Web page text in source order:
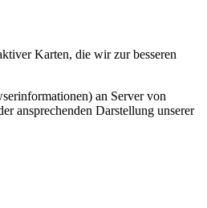
Karten, die wir zur besseren
an Server von
ansprechenden Darstellung unserer